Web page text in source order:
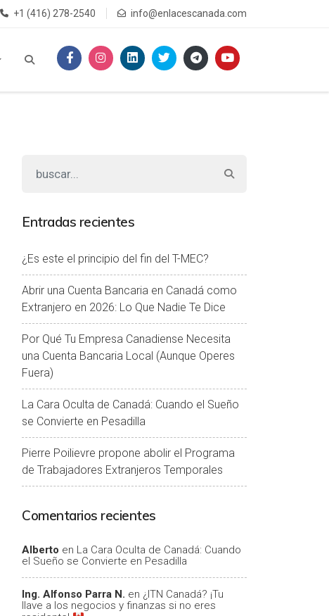
+1 (416) 278-2540 info@enlacescanada.com
Entradas recientes
¿Es este el principio del fin del T-MEC?
Abrir una Cuenta Bancaria en Canadá como
Extranjero en 2026: Lo Que Nadie Te Dice
Por Qué Tu Empresa Canadiense Necesita
una Cuenta Bancaria Local (Aunque Operes
Fuera)
La Cara Oculta de Canadá: Cuando el Sueño
se Convierte en Pesadilla
Pierre Poilievre propone abolir el Programa
de Trabajadores Extranjeros Temporales
Comentarios recientes
Alberto en La Cara Oculta de Canadá: Cuando
el Sueño se Convierte en Pesadilla
Ing. Alfonso Parra N. en ¿ITN Canadá? ¡Tu
llave a los negocios y finanzas si no eres